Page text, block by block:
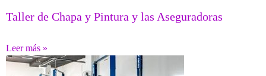
Taller de Chapa y Pintura y las Aseguradoras
Leer más »